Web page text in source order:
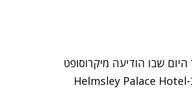
אלא יותר היום שבו הודיעה מיקרוסופט
שעומד להיוולד לה מוצר חדש. ביום זה ערכה מיקרוסופט אירוע חגיגי ב-Helmsley Palace Hotel